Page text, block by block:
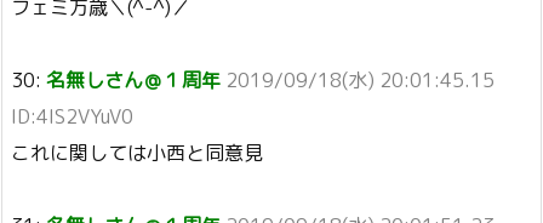
フェミ万歳＼(^-^)／
30: 名無しさん＠１周年 2019/09/18(水) 20:01:45.15
ID:4IS2VYuV0
これに関しては小西と同意見